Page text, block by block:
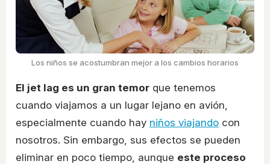
Los niños se acostumbran mejor a los cambios horarios
El jet lag es un gran temor que tenemos
cuando viajamos a un lugar lejano en avión,
especialmente cuando hay niños viajando con
nosotros. Sin embargo, sus efectos se pueden
eliminar en poco tiempo, aunque este proceso